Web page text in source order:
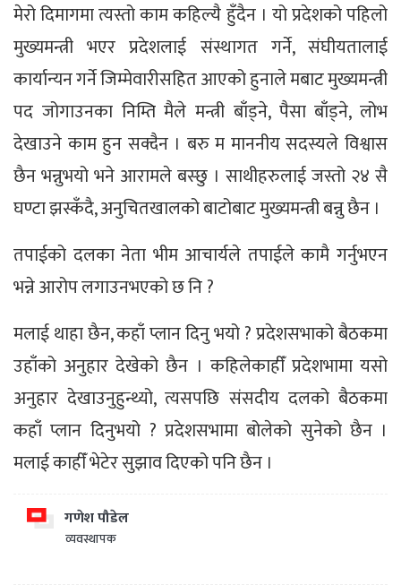
मेरो दिमागमा त्यस्तो काम कहिल्यै हुँदैन । यो प्रदेशको पहिलो
मुख्यमन्त्री भएर प्रदेशलाई संस्थागत गर्ने, संघीयतालाई
कार्यान्यन गर्ने जिम्मेवारीसहित आएको हुनाले मबाट मुख्यमन्त्री
पद जोगाउनका निम्ति मैले मन्त्री बाँड्ने, पैसा बाँड्ने, लोभ
देखाउने काम हुन सक्दैन । बरु म माननीय सदस्यले विश्वास
छैन भन्नुभयो भने आरामले बस्छु । साथीहरुलाई जस्तो २४ सै
घण्टा झस्कँदै, अनुचितखालको बाटोबाट मुख्यमन्त्री बन्नु छैन ।
तपाईको दलका नेता भीम आचार्यले तपाईले कामै गर्नुभएन
भन्ने आरोप लगाउनभएको छ नि ?
मलाई थाहा छैन, कहाँ प्लान दिनु भयो ? प्रदेशसभाको बैठकमा
उहाँको अनुहार देखेको छैन । कहिलेकाहीँ प्रदेशभामा यसो
अनुहार देखाउनुहुन्थ्यो, त्यसपछि संसदीय दलको बैठकमा
कहाँ प्लान दिनुभयो ? प्रदेशसभामा बोलेको सुनेको छैन ।
मलाई काहीँ भेटेर सुझाव दिएको पनि छैन ।
गणेश पौडेल
व्यवस्थापक